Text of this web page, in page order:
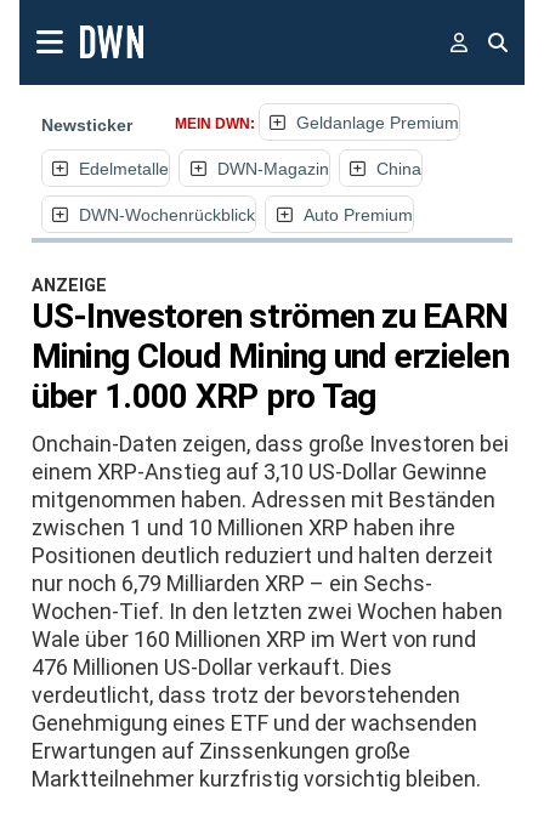
Newsticker MEIN DWN: Geldanlage Premium
Edelmetalle DWN-Magazin China
DWN-Wochenrückblick Auto Premium
ANZEIGE
US-Investoren strömen zu EARN
Mining Cloud Mining und erzielen
über 1.000 XRP pro Tag
Onchain-Daten zeigen, dass große Investoren bei
einem XRP-Anstieg auf 3,10 US-Dollar Gewinne
mitgenommen haben. Adressen mit Beständen
zwischen 1 und 10 Millionen XRP haben ihre
Positionen deutlich reduziert und halten derzeit
nur noch 6,79 Milliarden XRP – ein Sechs-
Wochen-Tief. In den letzten zwei Wochen haben
Wale über 160 Millionen XRP im Wert von rund
476 Millionen US-Dollar verkauft. Dies
verdeutlicht, dass trotz der bevorstehenden
Genehmigung eines ETF und der wachsenden
Erwartungen auf Zinssenkungen große
Marktteilnehmer kurzfristig vorsichtig bleiben.